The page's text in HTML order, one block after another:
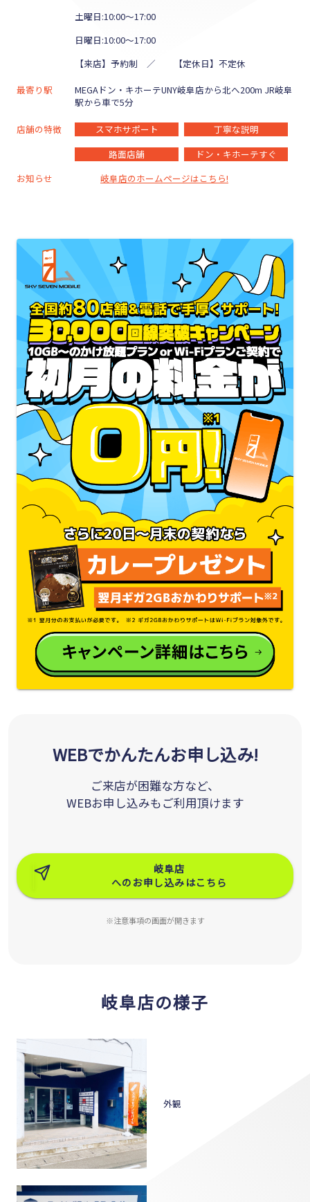
土曜日:10:00～17:00
日曜日:10:00～17:00
【来店】予約制 ／ 【定休日】不定休
最寄り駅
MEGAドン・キホーテUNY岐阜店から北へ200m JR岐阜
駅から車で5分
店舗の特徴 スマホサポート
丁寧な説明
路面店舗
ドン・キホーテすぐ
お知らせ
岐阜店のホームページはこちら!
WEBでかんたんお申し込み!
ご来店が困難な方など、
WEBお申し込みもご利用頂けます
岐阜店
へのお申し込みはこちら
※注意事項の画面が開きます
岐阜店の様子
外観